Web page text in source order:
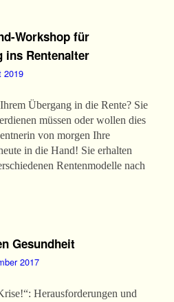
Workshop für
ins Rentenalter
2019
Übergang in die Rente? Sie
müssen oder wollen dies
von morgen Ihre
in die Hand! Sie erhalten
Rentenmodelle nach
Gesundheit
2017
Herausforderungen und